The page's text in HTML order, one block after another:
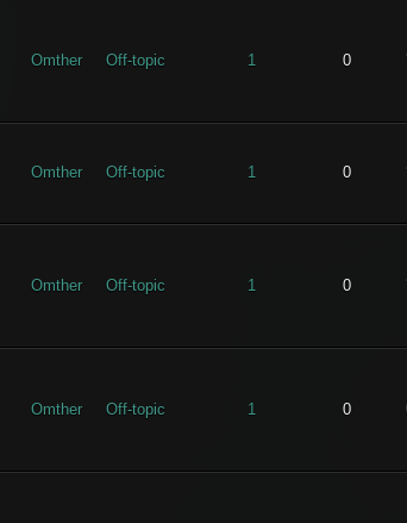
Omther Off-topic 1 0
Omther Off-topic 1 0
Omther Off-topic 1 0
Omther Off-topic 1 0